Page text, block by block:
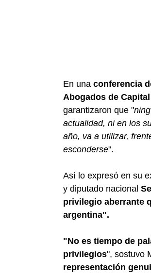
En una conferencia
Abogados de Capital
garantizaron que "
actualidad, ni en los
año, va a utilizar,
esconderse".
Así lo expresó en su
y diputado nacional
privilegio aberrante
argentina".
"No es tiempo de
privilegios", sostuvo
representación